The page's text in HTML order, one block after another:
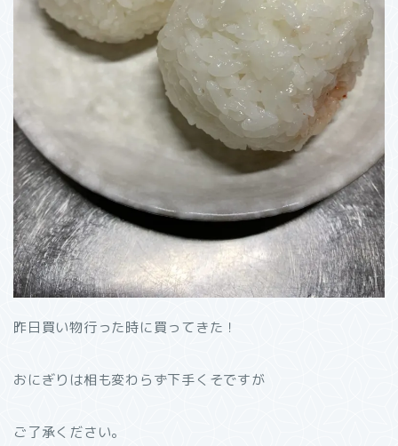
昨日買い物行った時に買ってきた！
おにぎりは相も変わらず下手くそですが
ご了承ください。